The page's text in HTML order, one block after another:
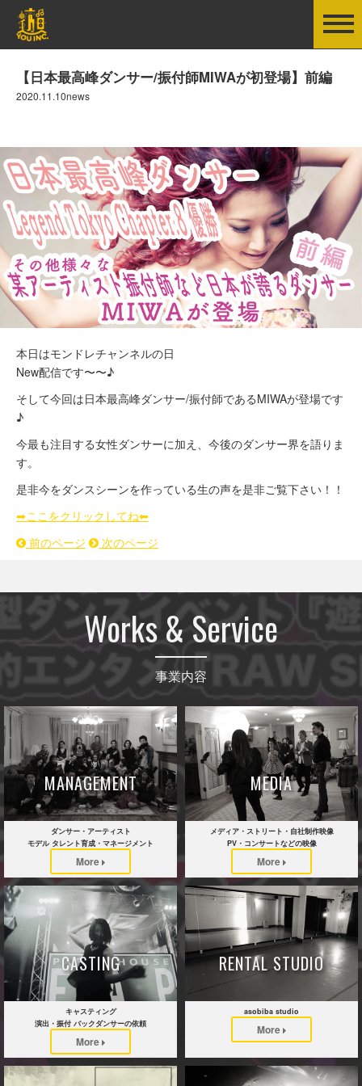
【日本最高峰ダンサー/振付師MIWAが初登場】前編
2020.11.10news
本日はモンドレチャンネルの日
New配信です〜〜♪
そして今回は日本最高峰ダンサー/振付師であるMIWAが登場です
♪
今最も注目する女性ダンサーに加え、今後のダンサー界を語りま
す。
是非今をダンスシーンを作っている生の声を是非ご覧下さい！！
➡︎ここをクリックしてね⬅︎
前のページ
次のページ
Works & Service
事業内容
MANAGEMENT
ダンサー・アーティスト
モデル タレント育成・マネージメント
More
MEDIA
メディア・ストリート・自社制作映像
PV・コンサートなどの映像
More
CASTING
キャスティング
演出・振付 バックダンサーの依頼
More
RENTAL STUDIO
asobiba studio
More